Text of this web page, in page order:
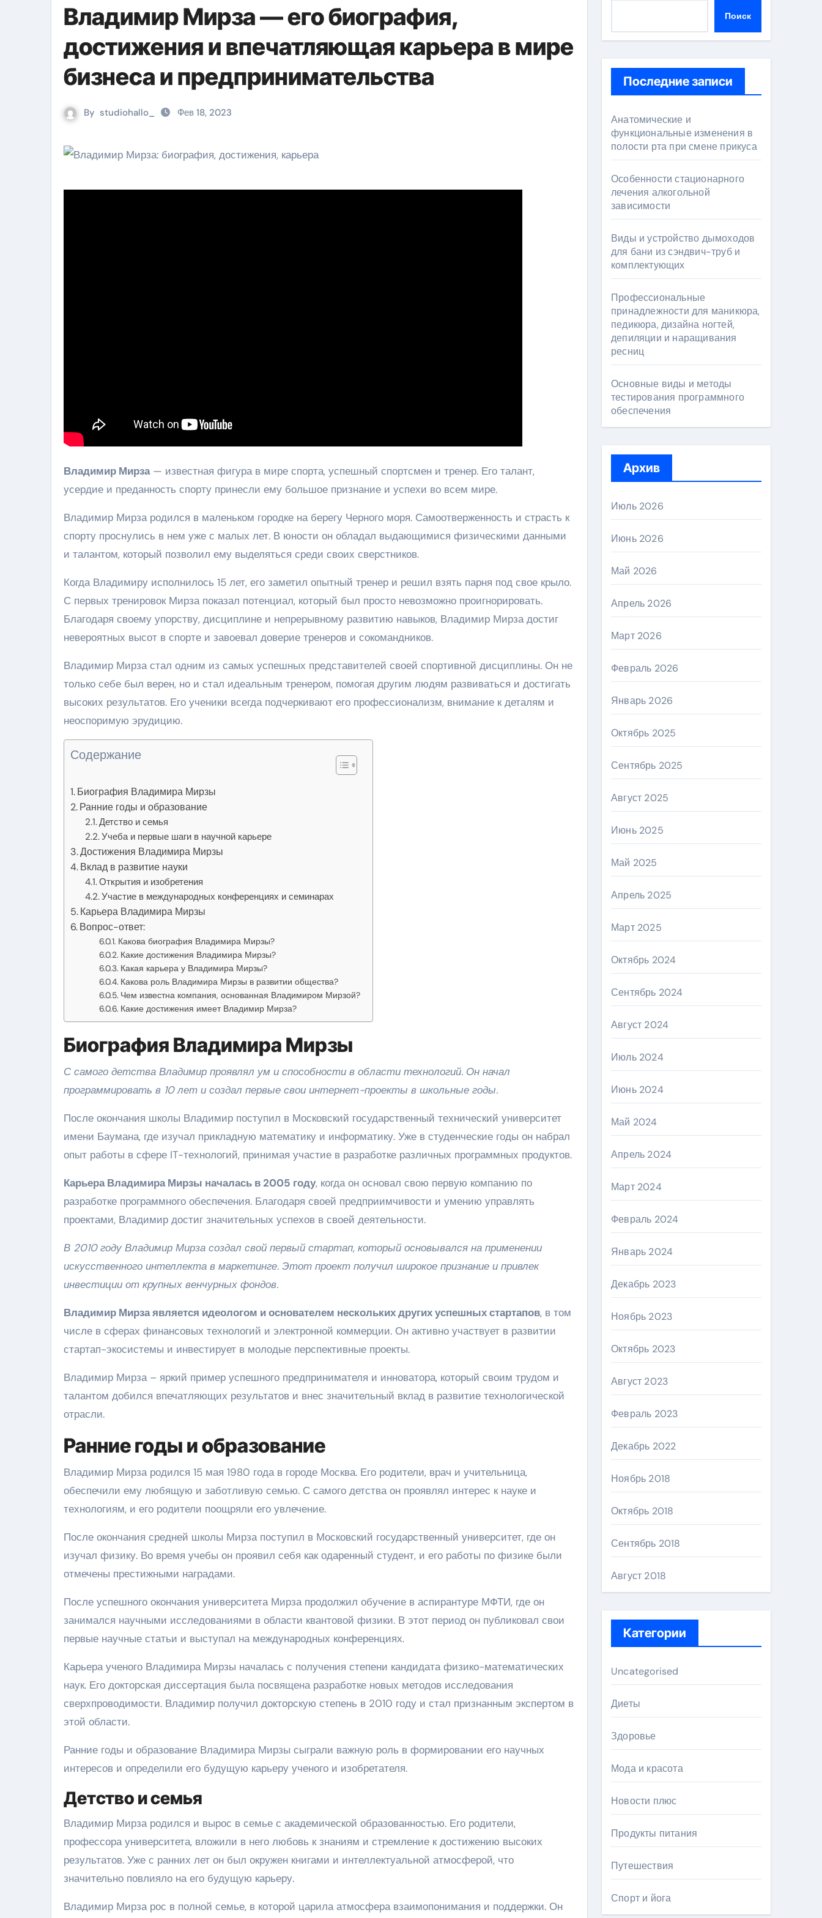
Владимир Мирза — его биография,
достижения и впечатляющая карьера в мире
бизнеса и предпринимательства
By studiohallo_ Фев 18, 2023
Владимир Мирза— известная фигура в мире спорта, успешный спортсмен и тренер. Его талант,
усердие и преданность спорту принесли ему большое признание и успехи во всем мире.
Владимир Мирза родился в маленьком городке на берегу Черного моря. Самоотверженность и страсть к
спорту проснулись в нем уже с малых лет. В юности он обладал выдающимися физическими данными
и талантом, который позволил ему выделяться среди своих сверстников.
Когда Владимиру исполнилось 15 лет, его заметил опытный тренер и решил взять парня под свое крыло.
С первых тренировок Мирза показал потенциал, который был просто невозможно проигнорировать.
Благодаря своему упорству, дисциплине и непрерывному развитию навыков, Владимир Мирза достиг
невероятных высот в спорте и завоевал доверие тренеров и сокомандников.
Владимир Мирза стал одним из самых успешных представителей своей спортивной дисциплины. Он не
только себе был верен, но и стал идеальным тренером, помогая другим людям развиваться и достигать
высоких результатов. Его ученики всегда подчеркивают его профессионализм, внимание к деталям и
неоспоримую эрудицию.
Содержание
Биография Владимира Мирзы
Ранние годы и образование
Детство и семья
Учеба и первые шаги в научной карьере
Достижения Владимира Мирзы
Вклад в развитие науки
Открытия и изобретения
Участие в международных конференциях и семинарах
Карьера Владимира Мирзы
Вопрос-ответ:
Какова биография Владимира Мирзы?
Какие достижения Владимира Мирзы?
Какая карьера у Владимира Мирзы?
Какова роль Владимира Мирзы в развитии общества?
Чем известна компания, основанная Владимиром Мирзой?
Какие достижения имеет Владимир Мирза?
Биография Владимира Мирзы
С самого детства Владимир проявлял ум и способности в области технологий. Он начал
программировать в 10 лет и создал первые свои интернет-проекты в школьные годы.
После окончания школы Владимир поступил в Московский государственный технический университет
имени Баумана, где изучал прикладную математику и информатику. Уже в студенческие годы он набрал
опыт работы в сфере IT-технологий, принимая участие в разработке различных программных продуктов.
Карьера Владимира Мирзы началась в 2005 году, когда он основал свою первую компанию по
разработке программного обеспечения. Благодаря своей предприимчивости и умению управлять
проектами, Владимир достиг значительных успехов в своей деятельности.
В 2010 году Владимир Мирза создал свой первый стартап, который основывался на применении
искусственного интеллекта в маркетинге. Этот проект получил широкое признание и привлек
инвестиции от крупных венчурных фондов.
Владимир Мирза является идеологом и основателем нескольких других успешных стартапов, в том
числе в сферах финансовых технологий и электронной коммерции. Он активно участвует в развитии
стартап-экосистемы и инвестирует в молодые перспективные проекты.
Владимир Мирза – яркий пример успешного предпринимателя и инноватора, который своим трудом и
талантом добился впечатляющих результатов и внес значительный вклад в развитие технологической
отрасли.
Ранние годы и образование
Владимир Мирза родился 15 мая 1980 года в городе Москва. Его родители, врач и учительница,
обеспечили ему любящую и заботливую семью. С самого детства он проявлял интерес к науке и
технологиям, и его родители поощряли его увлечение.
После окончания средней школы Мирза поступил в Московский государственный университет, где он
изучал физику. Во время учебы он проявил себя как одаренный студент, и его работы по физике были
отмечены престижными наградами.
После успешного окончания университета Мирза продолжил обучение в аспирантуре МФТИ, где он
занимался научными исследованиями в области квантовой физики. В этот период он публиковал свои
первые научные статьи и выступал на международных конференциях.
Карьера ученого Владимира Мирзы началась с получения степени кандидата физико-математических
наук. Его докторская диссертация была посвящена разработке новых методов исследования
сверхпроводимости. Владимир получил докторскую степень в 2010 году и стал признанным экспертом в
этой области.
Ранние годы и образование Владимира Мирзы сыграли важную роль в формировании его научных
интересов и определили его будущую карьеру ученого и изобретателя.
Детство и семья
Владимир Мирза родился и вырос в семье с академической образованностью. Его родители,
профессора университета, вложили в него любовь к знаниям и стремление к достижению высоких
результатов. Уже с ранних лет он был окружен книгами и интеллектуальной атмосферой, что
значительно повлияло на его будущую карьеру.
Владимир Мирза рос в полной семье, в которой царила атмосфера взаимопонимания и поддержки. Он
Поиск
Последние записи
Анатомические и
функциональные изменения в
полости рта при смене прикуса
Особенности стационарного
лечения алкогольной
зависимости
Виды и устройство дымоходов
для бани из сэндвич-труб и
комплектующих
Профессиональные
принадлежности для маникюра,
педикюра, дизайна ногтей,
депиляции и наращивания
ресниц
Основные виды и методы
тестирования программного
обеспечения
Архив
Июль 2026
Июнь 2026
Май 2026
Апрель 2026
Март 2026
Февраль 2026
Январь 2026
Октябрь 2025
Сентябрь 2025
Август 2025
Июнь 2025
Май 2025
Апрель 2025
Март 2025
Октябрь 2024
Сентябрь 2024
Август 2024
Июль 2024
Июнь 2024
Май 2024
Апрель 2024
Март 2024
Февраль 2024
Январь 2024
Декабрь 2023
Ноябрь 2023
Октябрь 2023
Август 2023
Февраль 2023
Декабрь 2022
Ноябрь 2018
Октябрь 2018
Сентябрь 2018
Август 2018
Категории
Uncategorised
Диеты
Здоровье
Мода и красота
Новости плюс
Продукты питания
Путешествия
Спорт и йога